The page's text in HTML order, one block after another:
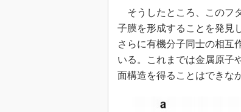
そうしたところ、このフ
子膜を形成することを発見
さらに有機分子同士の相互
いる。これまでは金属原子
面構造を得ることはできな